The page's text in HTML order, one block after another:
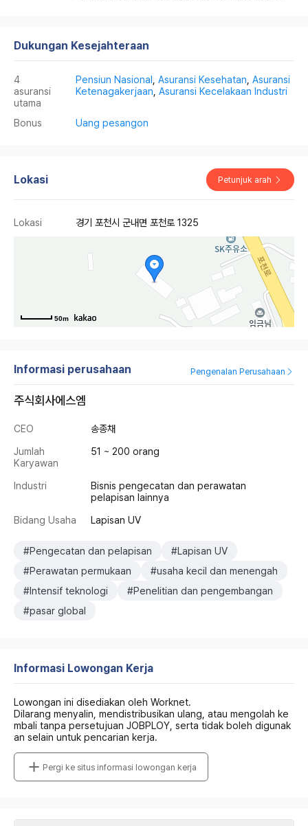
Dukungan Kesejahteraan
4
asuransi
utama
Pensiun Nasional Asuransi Kesehatan Asuransi
Ketenagakerjaan Asuransi Kecelakaan Industri
Bonus Uang pesangon
Lokasi Petunjuk arah
Lokasi 경기 포천시 군내면 포천로 1325
50m
Informasi perusahaan Pengenalan Perusahaan
주식회사에스엠
CEO
송종채
Jumlah
Karyawan
51 ~ 200 orang
Industri
Bisnis pengecatan dan perawatan
pelapisan lainnya
Bidang Usaha
Lapisan UV
#Pengecatan dan pelapisan
#Lapisan UV
#Perawatan permukaan
#usaha kecil dan menengah
#Intensif teknologi
#Penelitian dan pengembangan
#pasar global
Informasi Lowongan Kerja
Lowongan ini disediakan oleh Worknet.
Dilarang menyalin, mendistribusikan ulang, atau mengolah ke
mbali tanpa persetujuan JOBPLOY, serta tidak boleh digunak
an selain untuk pencarian kerja.
Pergi ke situs informasi lowongan kerja